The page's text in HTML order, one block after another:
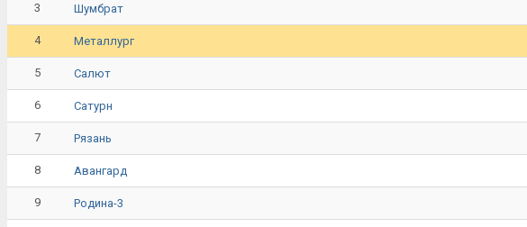
3 Шумбрат
4 Металлург
5 Салют
6 Сатурн
7 Рязань
8 Авангард
9 Родина-3